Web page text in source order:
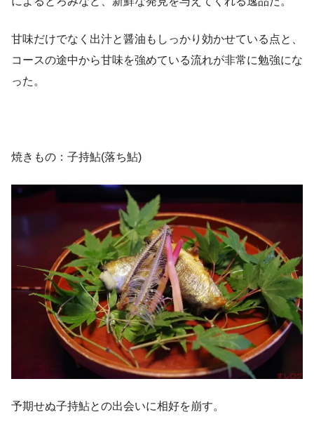
甘味だけでなく出汁と醤油もしっかり効かせている点と、
コースの途中から甘味を強めている流れが非常に勉強にな
った。
焼きもの：子持鮎(落ち鮎)
予期せぬ子持鮎との出会いに相好を崩す。